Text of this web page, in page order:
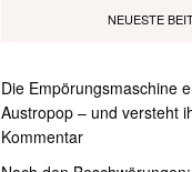
NEUESTE
Die Empörungsmaschine
Austropop – und versteht
Kommentar